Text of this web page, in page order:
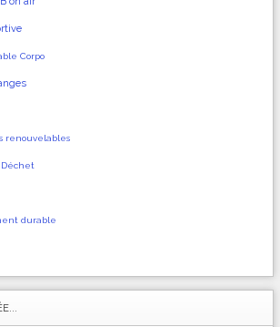
Corpo
renouvelables
Déchet
durable